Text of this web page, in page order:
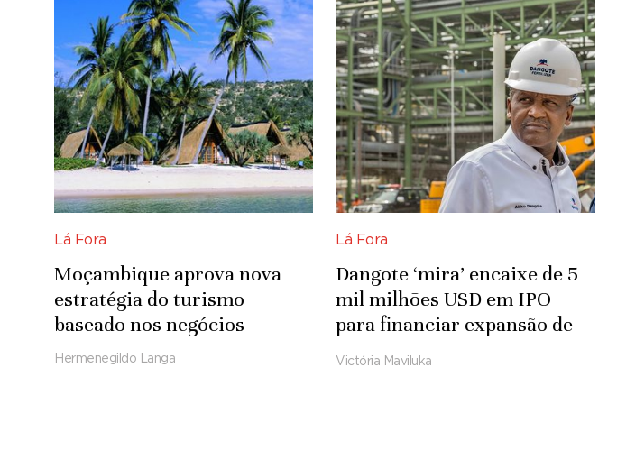
Lá Fora
Moçambique aprova nova
estratégia do turismo
baseado nos negócios
Hermenegildo Langa
Lá Fora
Dangote ‘mira’ encaixe de 5
mil milhões USD em IPO
para financiar expansão de
refinaria
Victória Maviluka